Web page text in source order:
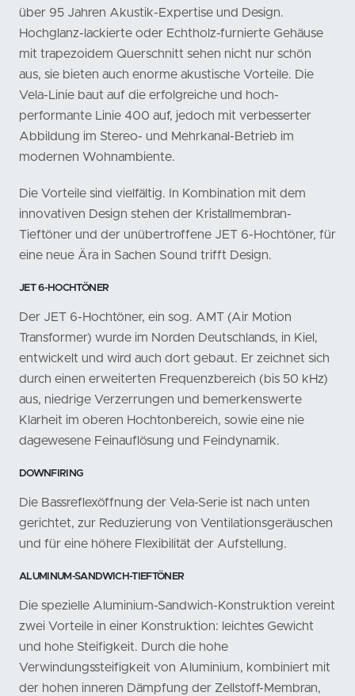
über 95 Jahren Akustik-Expertise und Design.
Hochglanz-lackierte oder Echtholz-furnierte Gehäuse
mit trapezoidem Querschnitt sehen nicht nur schön
aus, sie bieten auch enorme akustische Vorteile. Die
Vela-Linie baut auf die erfolgreiche und hoch-
performante Linie 400 auf, jedoch mit verbesserter
Abbildung im Stereo- und Mehrkanal-Betrieb im
modernen Wohnambiente.
Die Vorteile sind vielfältig. In Kombination mit dem
innovativen Design stehen der Kristallmembran-
Tieftöner und der unübertroffene JET 6-Hochtöner, für
eine neue Ära in Sachen Sound trifft Design.
JET 6-HOCHTÖNER
Der JET 6-Hochtöner, ein sog. AMT (Air Motion
Transformer) wurde im Norden Deutschlands, in Kiel,
entwickelt und wird auch dort gebaut. Er zeichnet sich
durch einen erweiterten Frequenzbereich (bis 50 kHz)
aus, niedrige Verzerrungen und bemerkenswerte
Klarheit im oberen Hochtonbereich, sowie eine nie
dagewesene Feinauflösung und Feindynamik.
DOWNFIRING
Die Bassreflexöffnung der Vela-Serie ist nach unten
gerichtet, zur Reduzierung von Ventilationsgeräuschen
und für eine höhere Flexibilität der Aufstellung.
ALUMINUM-SANDWICH-TIEFTÖNER
Die spezielle Aluminium-Sandwich-Konstruktion vereint
zwei Vorteile in einer Konstruktion: leichtes Gewicht
und hohe Steifigkeit. Durch die hohe
Verwindungssteifigkeit von Aluminium, kombiniert mit
der hohen inneren Dämpfung der Zellstoff-Membran,